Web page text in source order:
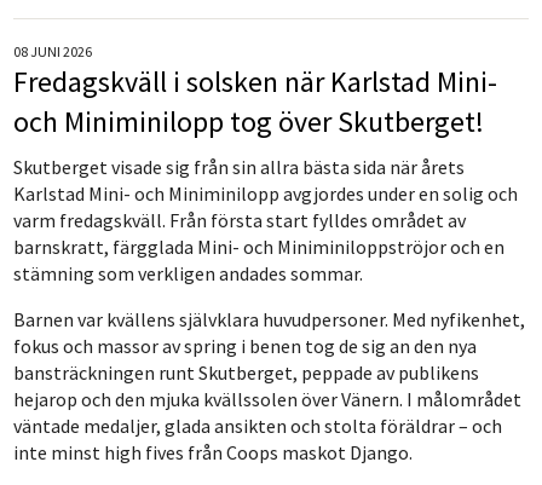
08 JUNI 2026
Fredagskväll i solsken när Karlstad Mini-
och Miniminilopp tog över Skutberget!
Skutberget visade sig från sin allra bästa sida när årets
Karlstad Mini- och Miniminilopp avgjordes under en solig och
varm fredagskväll. Från första start fylldes området av
barnskratt, färgglada Mini- och Miniminiloppströjor och en
stämning som verkligen andades sommar.
Barnen var kvällens självklara huvudpersoner. Med nyfikenhet,
fokus och massor av spring i benen tog de sig an den nya
bansträckningen runt Skutberget, peppade av publikens
hejarop och den mjuka kvällssolen över Vänern. I målområdet
väntade medaljer, glada ansikten och stolta föräldrar – och
inte minst high fives från Coops maskot Django.